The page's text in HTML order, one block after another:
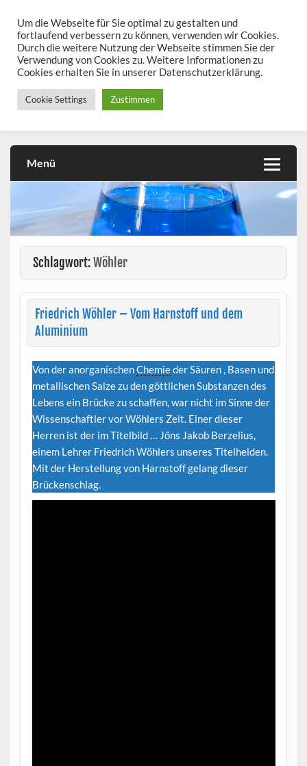
contentchemieseiten.de
Chemie kann man üben!
Menü
Schlagwort:Wöhler
Friedrich Wöhler – Vom Harnstoff und dem
Aluminium
Von der anorganischenChemieder Säuren , Basen und
metallischen Salze zu den göttlichen Substanzen des
Lebens ein Brücke zu schaffen, war nicht im Sinne der
Wissenschaftler vor Wöhlers Zeit. Einer dieser
Herren ist der im Titelbild … Jöns Jakob Berzelius,
einem Lehrer Friedrich Wöhlers unseres Titelhelden.
Mit der Herstellung von Harnstoff gelang dieser
Brückenschlag.
Um die Webseite für Sie optimal zu gestalten und
fortlaufend verbessern zu können, verwenden wir Cookies.
Durch die weitere Nutzung der Webseite stimmen Sie der
Verwendung von Cookies zu. Weitere Informationen zu
Cookies erhalten Sie in unserer Datenschutzerklärung.
Cookie Settings Zustimmen